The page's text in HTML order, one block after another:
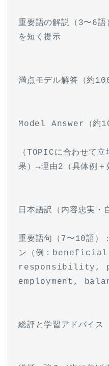
重要語の解説（3〜6語
を短く提示
満点モデル解答（約
Model Answer（約
（TOPICに合わせて
果）→理由2（具体例＋
日本語訳（内容忠実・
重要語句（7〜10語）
ン（例：
responsibility,
employment,
総評と学習アドバイス